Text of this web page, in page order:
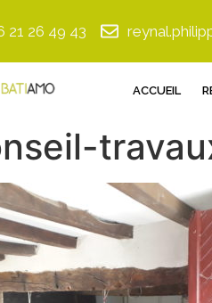
21 26 49 43
ACCUEIL